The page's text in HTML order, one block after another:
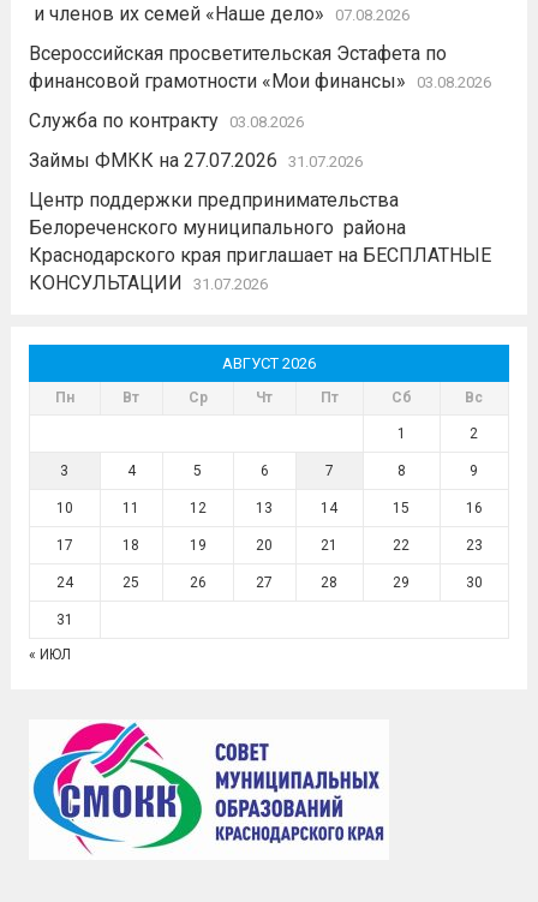
и членов их семей «Наше дело»
07.08.2026
Всероссийская просветительская Эстафета по
финансовой грамотности «Мои финансы»
03.08.2026
Служба по контракту 03.08.2026
Займы ФМКК на 27.07.2026 31.07.2026
Центр поддержки предпринимательства
Белореченского муниципального района
Краснодарского края приглашает на БЕСПЛАТНЫЕ
КОНСУЛЬТАЦИИ
31.07.2026
АВГУСТ 2026
Пн Вт Ср Чт Пт Сб Вс
1 2
3 4 5 6 7 8 9
10 11 12 13 14 15 16
17 18 19 20 21 22 23
24 25 26 27 28 29 30
31
« ИЮЛ